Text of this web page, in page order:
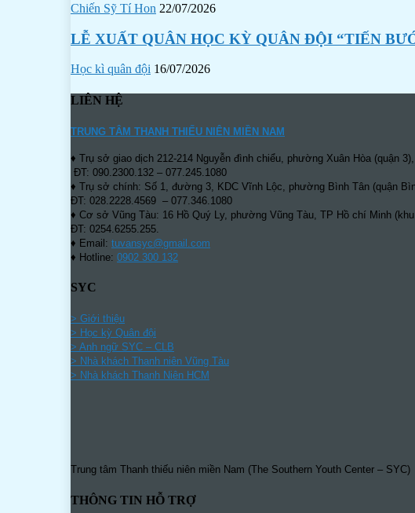
Chiến Sỹ Tí Hon 22/07/2026
LỄ XUẤT QUÂN HỌC KỲ QUÂN ĐỘI “TIẾN
Học kì quân đội 16/07/2026
LIÊN HỆ
TRUNG TÂM THANH THIẾU NIÊN MIỀN NAM
♦ Trụ sở giao dịch 212-214 Nguyễn đình chiểu, phường Xuân Hòa (quận 3),
ĐT: 090.2300.132 – 077.245.1080
♦ Trụ sở chính: Số 1, đường 3, KDC Vĩnh Lộc, phường Bình Tân (quận
ĐT: 028.2228.4569 – 077.346.1080
♦ Cơ sở Vũng Tàu: 16 Hồ Quý Ly, phường Vũng Tàu, TP Hồ chí Minh
ĐT: 0254.6255.255.
♦ Email: tuvansyc@gmail.com
♦ Hotline: 0902 300 132
SYC
> Giới thiệu
> Học kỳ Quân đội
> Anh ngữ SYC – CLB
> Nhà khách Thanh niên Vũng Tàu
> Nhà khách Thanh Niên HCM
Trung tâm Thanh thiếu niên miền Nam (The Southern Youth Center –
THÔNG TIN HỖ TRỢ